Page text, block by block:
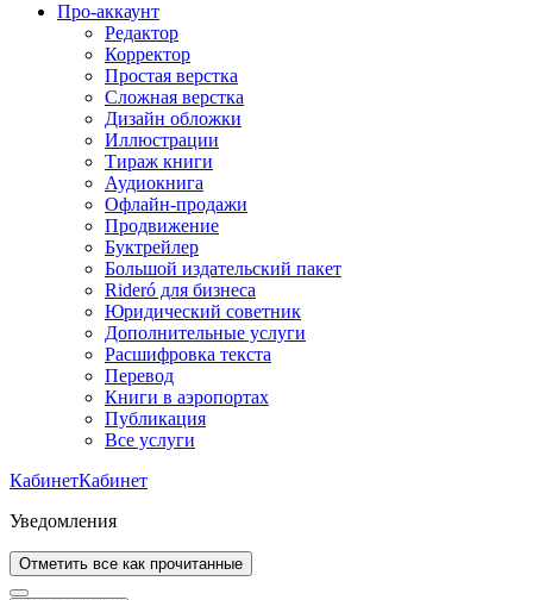
Про-аккаунт
Редактор
Корректор
Простая верстка
Сложная верстка
Дизайн обложки
Иллюстрации
Тираж книги
Аудиокнига
Офлайн-продажи
Продвижение
Буктрейлер
Большой издательский пакет
Rideró для бизнеса
Юридический советник
Дополнительные услуги
Расшифровка текста
Перевод
Книги в аэропортах
Публикация
Все услуги
КабинетКабинет
Уведомления
Отметить все как прочитанные